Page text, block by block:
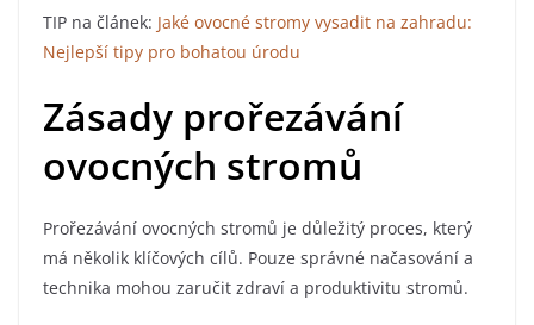
TIP na článek: Jaké ovocné stromy vysadit na zahradu:
Nejlepší tipy pro bohatou úrodu
Zásady prořezávání
ovocných stromů
Prořezávání ovocných stromů je důležitý proces, který
má několik klíčových cílů. Pouze správné načasování a
technika mohou zaručit zdraví a produktivitu stromů.